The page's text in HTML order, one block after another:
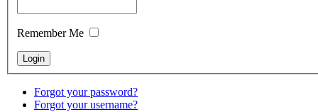
Remember Me
Forgot your password?
Forgot your username?